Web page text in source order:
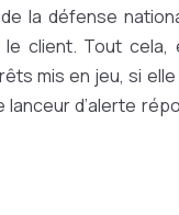
la défense
client. Tout cela,
mis en jeu, si
d’alerte